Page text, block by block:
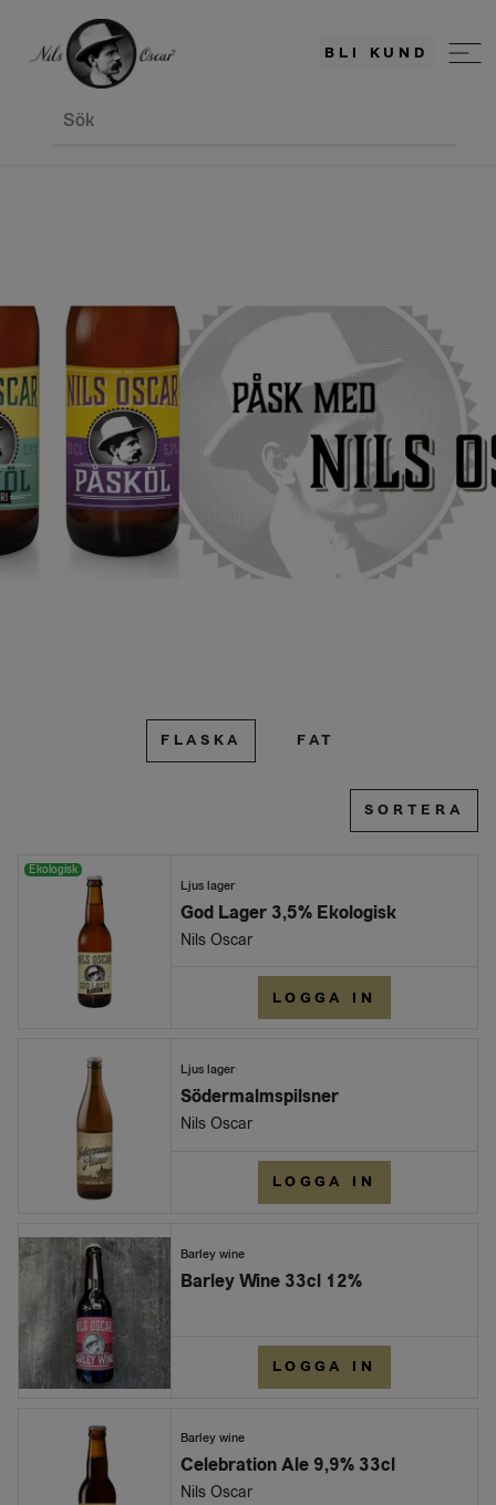
BLI KUND
Sök
FLASKA FAT
SORTERA
Ekologisk
Ljus lager
God Lager 3,5% Ekologisk
Nils Oscar
LOGGA IN
Ljus lager
Södermalmspilsner
Nils Oscar
LOGGA IN
Barley wine
Barley Wine 33cl 12%
LOGGA IN
Barley wine
Celebration Ale 9,9% 33cl
Nils Oscar